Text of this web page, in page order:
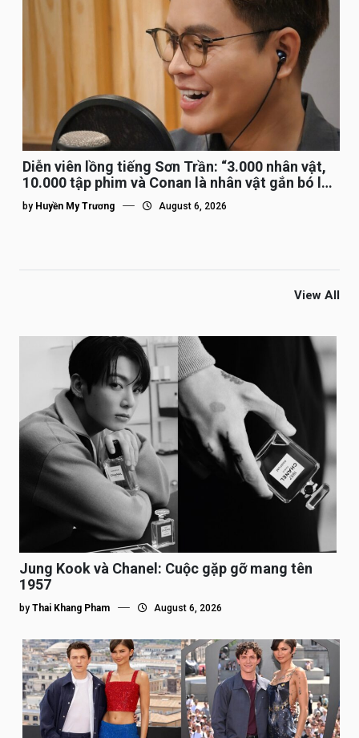
Diễn viên lồng tiếng Sơn Trần: “3.000 nhân vật,
10.000 tập phim và Conan là nhân vật gắn bó lâu
nhất”
by Huyền My Trương August 6, 2026
View All
Jung Kook và Chanel: Cuộc gặp gỡ mang tên
1957
by Thai Khang Pham August 6, 2026